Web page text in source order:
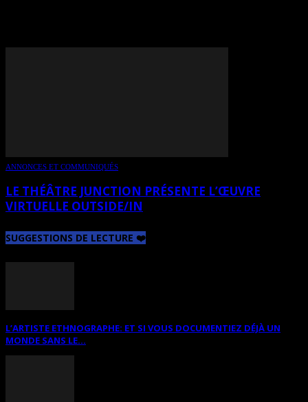
ANNONCES ET COMMUNIQUÉS
LE THÉÂTRE JUNCTION PRÉSENTE L’ŒUVRE
VIRTUELLE OUTSIDE/IN
SUGGESTIONS DE LECTURE ❤️
L’ARTISTE ETHNOGRAPHE: ET SI VOUS DOCUMENTIEZ DÉJÀ UN
MONDE SANS LE...